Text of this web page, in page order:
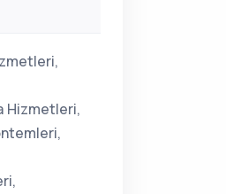
Hizmetleri,